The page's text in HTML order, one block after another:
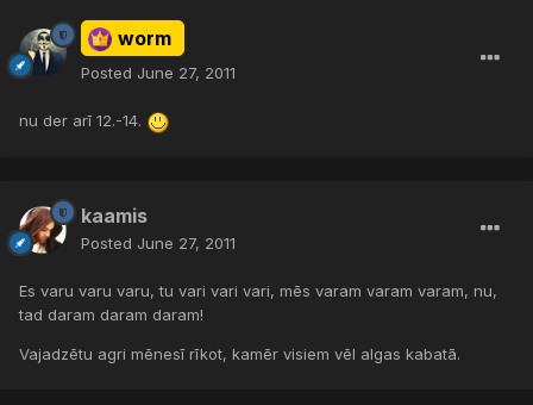
worm
Posted June 27, 2011
nu der arī 12.-14.
kaamis
Posted June 27, 2011
Es varu varu varu, tu vari vari vari, mēs varam varam varam, nu,
tad daram daram daram!
Vajadzētu agri mēnesī rīkot, kamēr visiem vēl algas kabatā.